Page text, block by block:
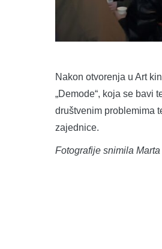
Nakon otvorenja u Art
„Demode“, koja se bavi
društvenim problemima
zajednice.
Fotografije snimila